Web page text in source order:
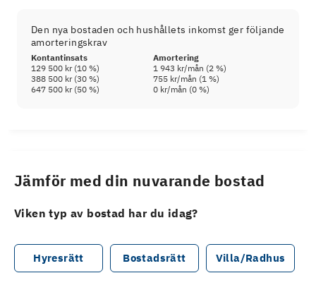
Den nya bostaden och hushållets inkomst ger följande
amorteringskrav
Kontantinsats
Amortering
129 500 kr(10 %) 1 943 kr/mån (2 %)
388 500 kr(30 %) 755 kr/mån (1 %)
647 500 kr(50 %) 0 kr/mån (0 %)
Jämför med din nuvarande bostad
Viken typ av bostad har du idag?
Hyresrätt Bostadsrätt Villa/Radhus